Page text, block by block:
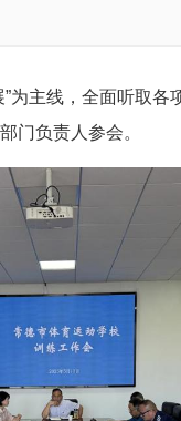
主线，全面听取
门负责人参会。